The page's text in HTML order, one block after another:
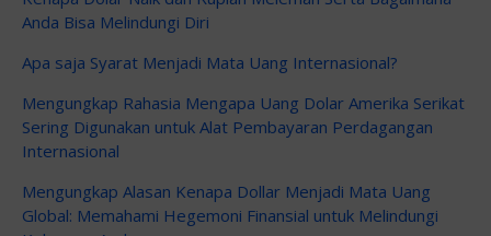
Anda Bisa Melindungi Diri
Apa saja Syarat Menjadi Mata Uang Internasional?
Mengungkap Rahasia Mengapa Uang Dolar Amerika Serikat
Sering Digunakan untuk Alat Pembayaran Perdagangan
Internasional
Mengungkap Alasan Kenapa Dollar Menjadi Mata Uang
Global: Memahami Hegemoni Finansial untuk Melindungi